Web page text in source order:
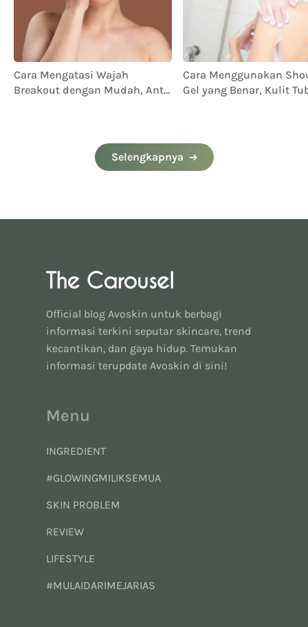
Cara Mengatasi Wajah
Breakout dengan Mudah, Anti
Cara Menggunakan
Gel yang Benar, Kulit
Selengkapnya
Official blog Avoskin untuk berbagi
informasi terkini seputar skincare, trend
kecantikan, dan gaya hidup. Temukan
informasi terupdate Avoskin di sini!
Menu
INGREDIENT
#GLOWINGMILIKSEMUA
SKIN PROBLEM
REVIEW
LIFESTYLE
#MULAIDARIMEJARIAS